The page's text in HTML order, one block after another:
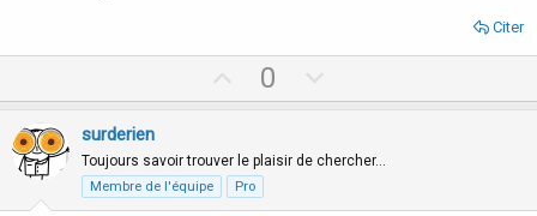
Citer
p
o
t
0
o
n
surderien
Toujours savoir trouver le plaisir de chercher…
Membre de l'équipe Pro